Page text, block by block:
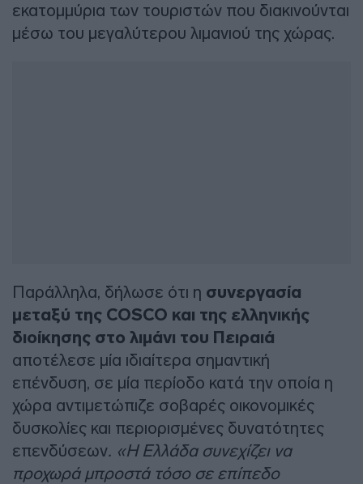
εκατομμύρια των τουριστών που διακινούνται
μέσω του μεγαλύτερου λιμανιού της χώρας.
Παράλληλα, δήλωσε ότι η συνεργασία
μεταξύ της COSCO και της ελληνικής
διοίκησης στο λιμάνι του Πειραιά
αποτέλεσε μία ιδιαίτερα σημαντική
επένδυση, σε μία περίοδο κατά την οποία η
χώρα αντιμετώπιζε σοβαρές οικονομικές
δυσκολίες και περιορισμένες δυνατότητες
επενδύσεων. «Η Ελλάδα συνεχίζει να
προχωρά μπροστά τόσο σε επίπεδο